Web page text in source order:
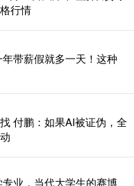
行情
带薪假就多一天！这种
付鹏：如果AI被证伪，全
业，当代大学生的赛博